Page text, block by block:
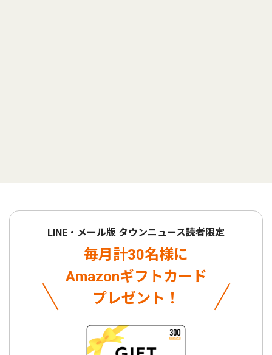
LINE・メール版 タウンニュース読者限定
毎月計30名様に
Amazonギフトカード
プレゼント！